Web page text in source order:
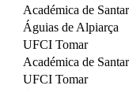
Académica de
Águias de Alpiarça
UFCI Tomar
Académica de
UFCI Tomar